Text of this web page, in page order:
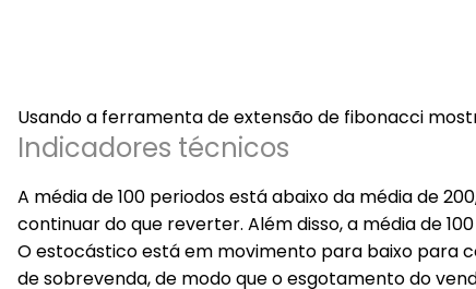
Usando a ferramenta de extensão de fibonacci
Indicadores técnicos
A média de 100 periodos está abaixo da média de
continuar do que reverter. Além disso, a média de
O estocástico está em movimento para baixo para
de sobrevenda, de modo que o esgotamento do